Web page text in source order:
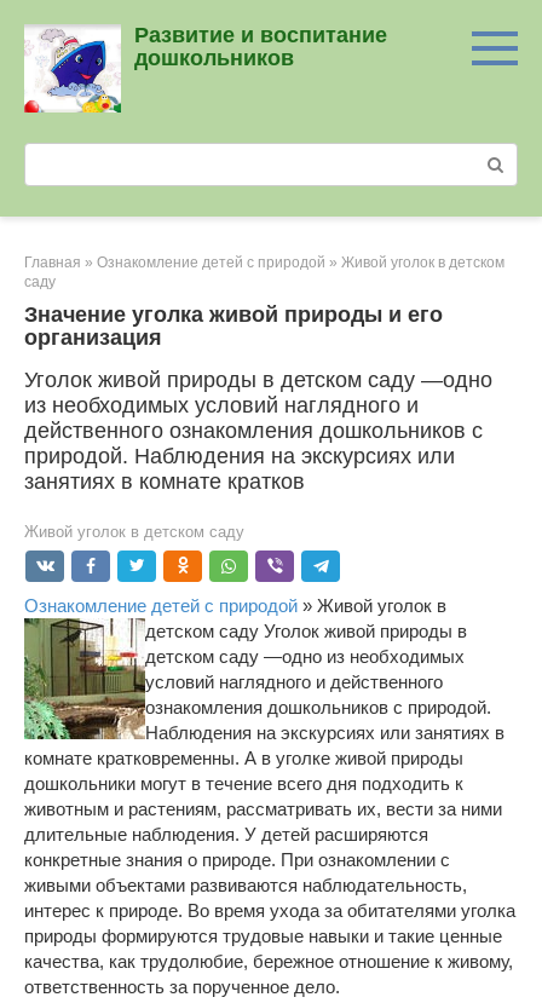
контенту
Развитие и воспитание
дошкольников
Главная » Ознакомление детей с природой » Живой уголок в детском
саду
Значение уголка живой природы и его
организация
Уголок живой природы в детском саду ―одно
из необходимых условий наглядного и
действенного ознакомления дошкольников с
природой. Наблюдения на экскурсиях или
занятиях в комнате кратков
Живой уголок в детском саду
Ознакомление детей с природой » Живой уголок в
детском саду Уголок живой природы в
детском саду ―одно из необходимых
условий наглядного и действенного
ознакомления дошкольников с природой.
Наблюдения на экскурсиях или занятиях в
комнате кратковременны. А в уголке живой природы
дошкольники могут в течение всего дня подходить к
животным и растениям, рассматривать их, вести за ними
длительные наблюдения. У детей расширяются
конкретные знания о природе. При ознакомлении с
живыми объектами развиваются наблюдательность,
интерес к природе. Во время ухода за обитателями уголка
природы формируются трудовые навыки и такие ценные
качества, как трудолюбие, бережное отношение к живому,
ответственность за порученное дело.